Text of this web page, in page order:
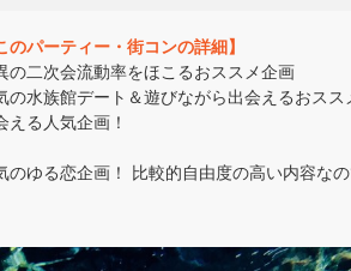
のパーティー・街コンの詳細】
の二次会流動率をほこるおススメ企画
の水族館デート＆遊びながら出会えるおス
える人気企画！
のゆる恋企画！ 比較的自由度の高い内容な